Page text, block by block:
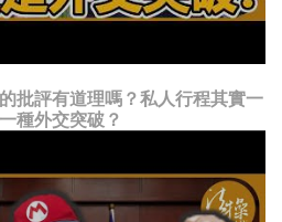
批評有道理嗎？私人行程其實一
種外交突破？